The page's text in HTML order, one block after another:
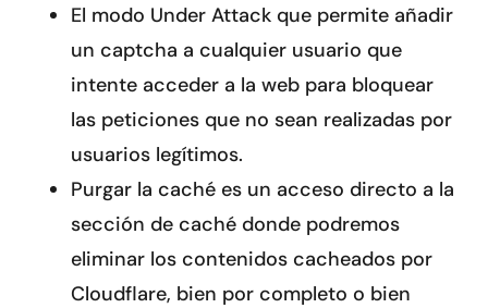
El modo Under Attack que permite añadir
un captcha a cualquier usuario que
intente acceder a la web para bloquear
las peticiones que no sean realizadas por
usuarios legítimos.
Purgar la caché es un acceso directo a la
sección de caché donde podremos
eliminar los contenidos cacheados por
Cloudflare, bien por completo o bien